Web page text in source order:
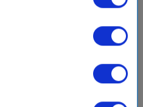
starstarstar_border